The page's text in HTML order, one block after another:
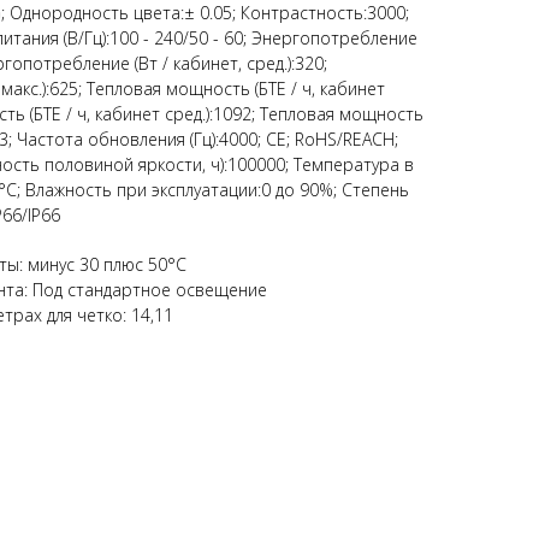
Однородность цвета:± 0.05; Контрастность:3000;
(В/Гц):100 - 240/50 - 60; Энергопотребление
(Вт / кабинет, сред.):320;
Тепловая мощность (БТЕ / ч, кабинет
(БТЕ / ч, кабинет сред.):1092; Тепловая мощность
Частота обновления (Гц):4000; CE; RoHS/REACH;
половиной яркости, ч):100000; Температура в
Влажность при эксплуатации:0 до 90%; Степень
IP66
минус 30 плюс 50°C
Под стандартное освещение
для четко: 14,11